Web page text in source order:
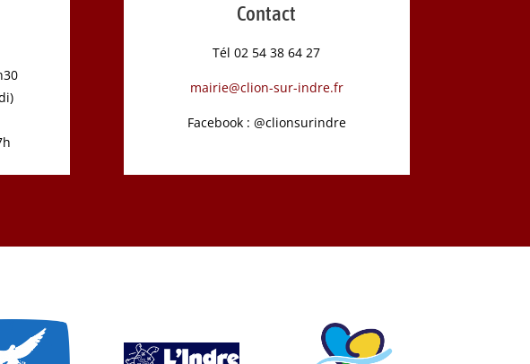
Contact
Tél 02 54 38 64 27
mairie@clion-sur-indre.fr
Facebook : @clionsurindre